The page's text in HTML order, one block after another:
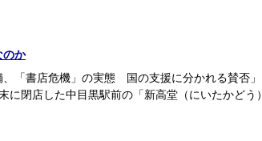
のか
「書店危機」の実態 国の支援に分かれる賛否」
閉店した中目黒駅前の「新高堂（にいたかどう）